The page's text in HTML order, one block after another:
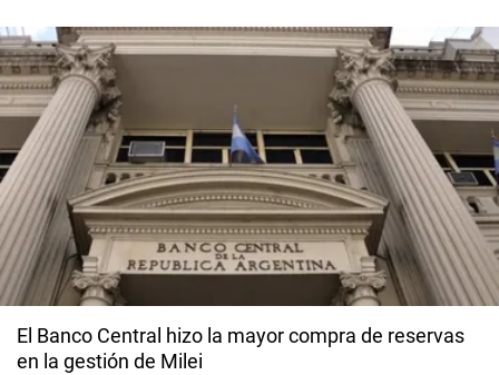
El Banco Central hizo la mayor compra de reservas
en la gestión de Milei